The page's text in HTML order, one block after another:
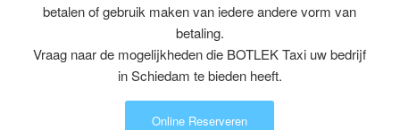
betalen of gebruik maken van iedere andere vorm van
betaling.
Vraag naar de mogelijkheden die BOTLEK Taxi uw bedrijf
in Schiedam te bieden heeft.
Online Reserveren